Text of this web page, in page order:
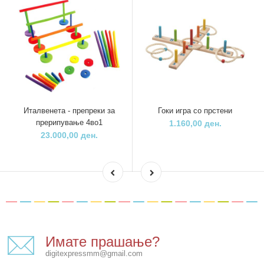
Италвенета - препреки за
прерипување 4во1
23.000,00 ден.
Гоки игра со прстени
1.160,00 ден.
Имате прашање?
digitexpressmm@gmail.com